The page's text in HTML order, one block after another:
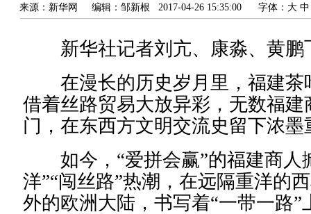
来源：新华网 编辑：邹新根 2017-04-26 15:35:00字体： 大 中
新华社记者刘亢、康淼、黄鹏
在漫长的历史岁月里，福建茶
借着丝路贸易大放异彩，无数福
门，在东西方文明交流史留下浓墨
如今，“爱拼会赢”的福建商人
洋”“闯丝路”热潮，在远隔重洋的
外的欧洲大陆，书写着“一带一路”